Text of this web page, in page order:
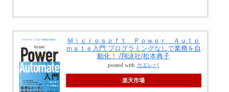
Ｍｉｃｒｏｓｏｆｔ Ｐｏｗｅｒ Ａｕｔｏ
ｍａｔｅ入門 プログラミングなしで業務を自
動化！ /翔泳社/松本典子
posted with カエレバ
楽天市場